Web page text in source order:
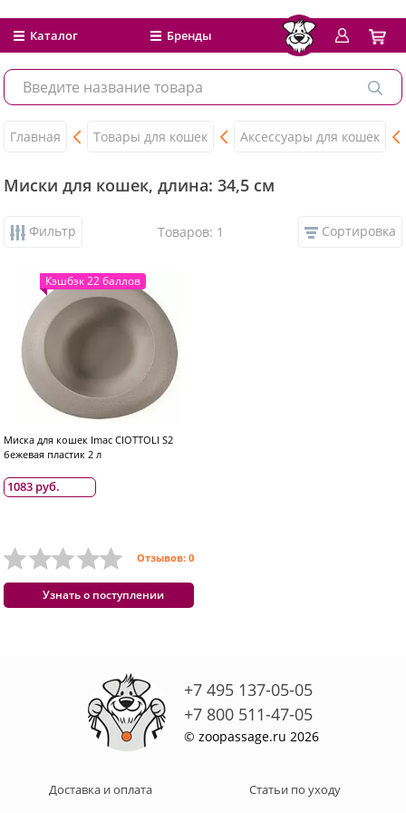
Каталог Бренды
Главная Товары для кошек Аксессуары для кошек
Миски для кошек, длина: 34,5 см
Фильтр Товаров: 1 Сортировка
Кэшбэк 22 баллов
Миска для кошек Imac CIOTTOLI S2
бежевая пластик 2 л
1083 руб.
Отзывов: 0
Узнать о поступлении
+7 495 137-05-05
+7 800 511-47-05
© zoopassage.ru 2026
Доставка и оплата
Статьи по уходу